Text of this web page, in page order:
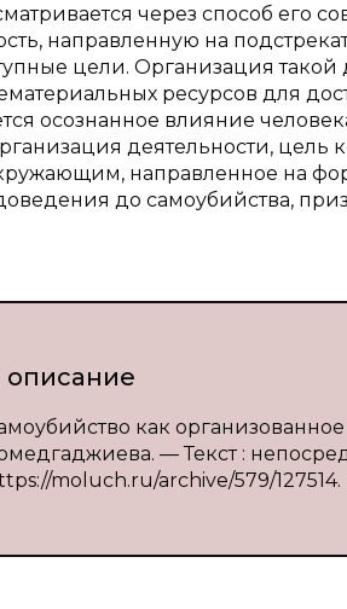
через способ его
направленную на
цели. Организация такой
ресурсов для
осознанное влияние
деятельности,
направленное на
до самоубийства,
описание
как
— Текст :
moluch.ru/archive/579/127514.